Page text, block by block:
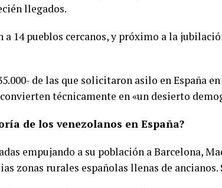
llegados.
a 14 pueblos cercanos, y próximo a la
de las que solicitaron asilo en España en
técnicamente en «un desierto
de los venezolanos en España?
empujando a su población a Barcelona,
zonas rurales españolas llenas de ancianos.